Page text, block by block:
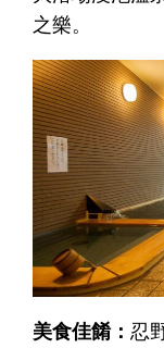
之樂。
美食佳餚： 忍